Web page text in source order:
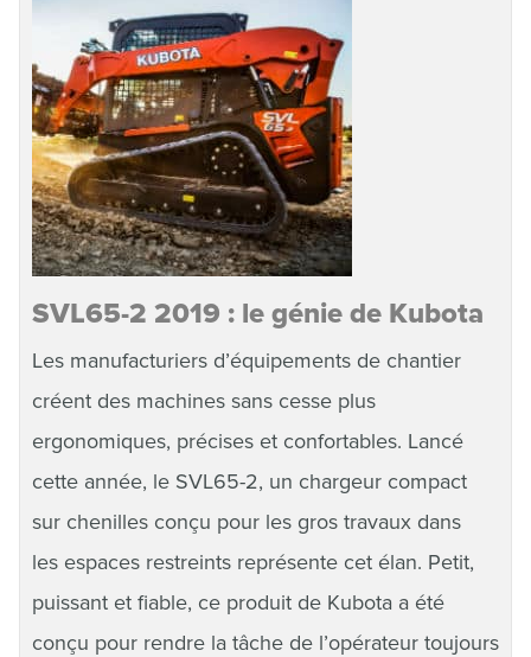
SVL65-2 2019 : le génie de Kubota
Les manufacturiers d’équipements de chantier
créent des machines sans cesse plus
ergonomiques, précises et confortables. Lancé
cette année, le SVL65-2, un chargeur compact
sur chenilles conçu pour les gros travaux dans
les espaces restreints représente cet élan. Petit,
puissant et fiable, ce produit de Kubota a été
conçu pour rendre la tâche de l’opérateur toujours